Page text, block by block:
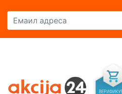
Емаил адреса